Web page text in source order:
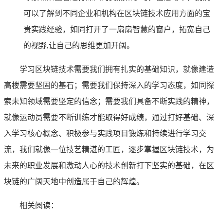
可以了解到不同企业和机构在区块链技术应用方面的宝
贵实践经验，如同打开了一扇扇智慧的窗户，拓宽自己
的视野,让自己的思维更加开阔。
学习区块链技术需要我们拥有扎实的基础知识，就像建造
高楼需要坚固的基石；需要我们保持深入的学习态度，如同探
索未知领域需要坚定的信念；需要我们具备不断实践的精神，
就像运动员需要不断训练才能取得好成绩，通过打好基础、深
入学习核心概念、积极参与实践项目锻炼和持续进行学习交
流，我们就像一位技艺精湛的工匠，逐步掌握区块链技术，为
未来的职业发展和激动人心的技术创新打下坚实的基础，在区
块链的广阔天地中创造属于自己的辉煌。
相关阅读：